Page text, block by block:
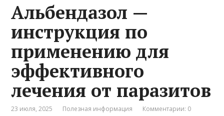
Альбендазол —
инструкция по
применению для
эффективного
лечения от паразитов
23 июля, 2025 Полезная информация Комментарии: 0